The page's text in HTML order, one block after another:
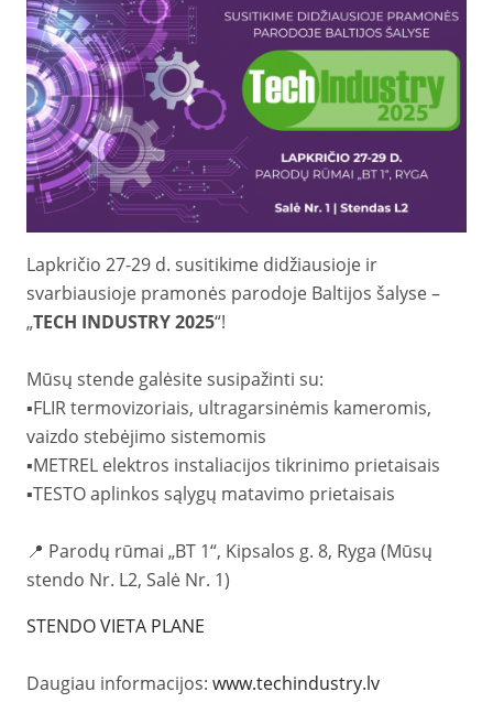
Lapkričio 27-29 d. susitikime didžiausioje ir
svarbiausioje pramonės parodoje Baltijos šalyse –
„TECH INDUSTRY 2025“!
Mūsų stende galėsite susipažinti su:
▪️FLIR termovizoriais, ultragarsinėmis kameromis,
vaizdo stebėjimo sistemomis
▪️METREL elektros instaliacijos tikrinimo prietaisais
▪️TESTO aplinkos sąlygų matavimo prietaisais
📍 Parodų rūmai „BT 1“, Kipsalos g. 8, Ryga (Mūsų
stendo Nr. L2, Salė Nr. 1)
STENDO VIETA PLANE
Daugiau informacijos: www.techindustry.lv